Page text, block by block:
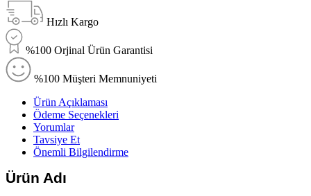
Hızlı Kargo
%100 Orjinal Ürün Garantisi
%100 Müşteri Memnuniyeti
Ürün Açıklaması
Ödeme Seçenekleri
Yorumlar
Tavsiye Et
Önemli Bilgilendirme
Ürün Adı